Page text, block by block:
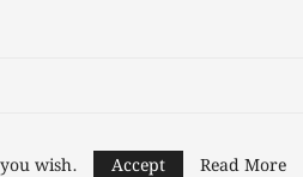
and Developed byNusratech Pte Ltd.
wish. Accept Read More